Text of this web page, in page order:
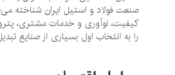
صنعت فولاد و استیل ایران شناخته می‌شود.
کیفیت، نوآوری و خدمات مشتری، پترو
را به انتخاب اول بسیاری از صنایع تبدیل